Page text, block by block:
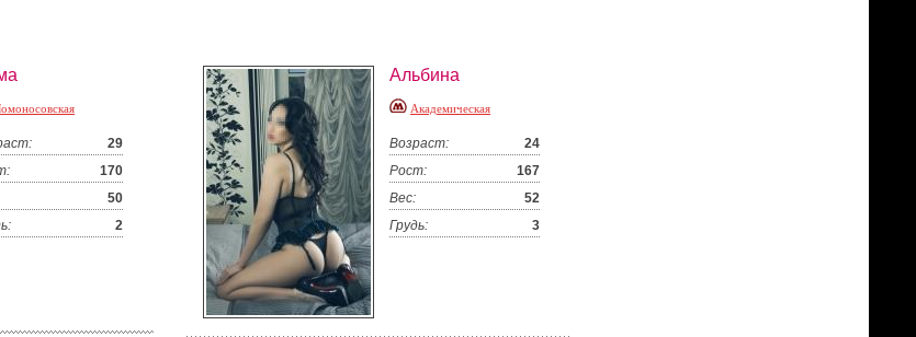
29
170
50
2
Альбина
Академическая
Возраст:
24
Рост:
167
Вес:
52
Грудь:
3